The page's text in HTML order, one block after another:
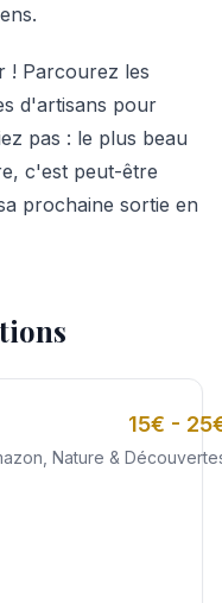
! Parcourez les
d'artisans pour
pas : le plus beau
c'est peut-être
prochaine sortie en
15€ -
Nature &